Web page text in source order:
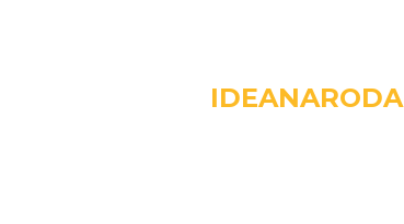
IDEANARODA